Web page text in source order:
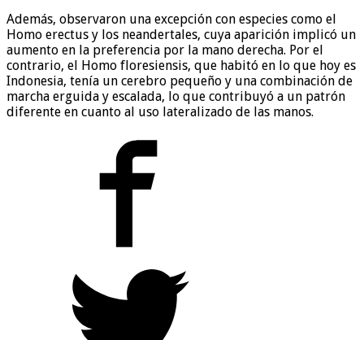
Además, observaron una excepción con especies como el
Homo erectus y los neandertales, cuya aparición implicó un
aumento en la preferencia por la mano derecha. Por el
contrario, el Homo floresiensis, que habitó en lo que hoy es
Indonesia, tenía un cerebro pequeño y una combinación de
marcha erguida y escalada, lo que contribuyó a un patrón
diferente en cuanto al uso lateralizado de las manos.